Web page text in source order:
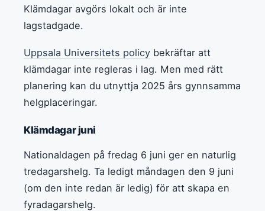
Klämdagar avgörs lokalt och är inte
lagstadgade.
Uppsala Universitets policy bekräftar att
klämdagar inte regleras i lag. Men med rätt
planering kan du utnyttja 2025 års gynnsamma
helgplaceringar.
Klämdagar juni
Nationaldagen på fredag 6 juni ger en naturlig
tredagarshelg. Ta ledigt måndagen den 9 juni
(om den inte redan är ledig) för att skapa en
fyradagarshelg.